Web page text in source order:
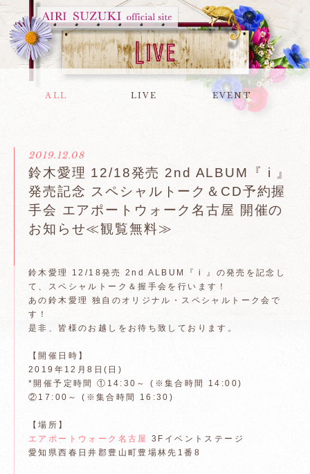
ALL LIVE EVENT
2019.12.08
鈴木愛理 12/18発売 2nd ALBUM『 i 』
発売記念 スペシャルトーク＆CD予約握
手会 エアポートウォーク名古屋 開催の
お知らせ≪観覧無料≫
鈴木愛理 12/18発売 2nd ALBUM『 i 』の発売を記念し
て、スペシャルトーク＆握手会を行います！
あの鈴木愛理 独自のオリジナル・スペシャルトーク会で
す！
是非、皆様のお越しをお待ち致しております。
【開催日時】
2019年12月8日(日)
*開催予定時間 ①14:30～ (※集合時間 14:00)
②17:00～ (※集合時間 16:30)
【場所】
エアポートウォーク名古屋
3Fイベントステージ
愛知県西春日井郡豊山町豊場林先1番8